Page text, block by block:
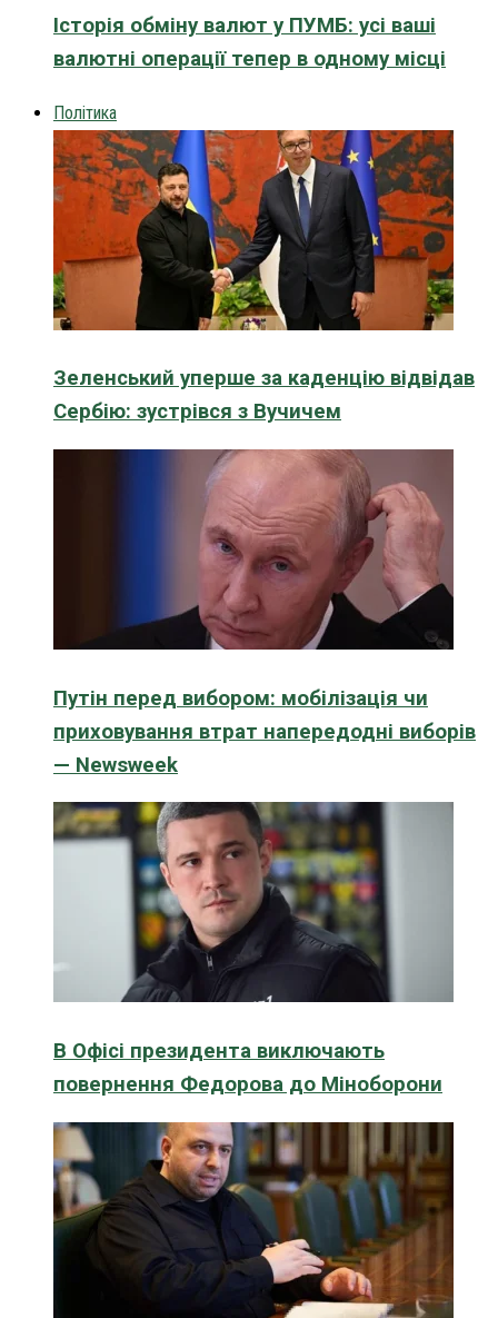
Історія обміну валют у ПУМБ: усі ваші
валютні операції тепер в одному місці
Політика
Зеленський уперше за каденцію відвідав
Сербію: зустрівся з Вучичем
Путін перед вибором: мобілізація чи
приховування втрат напередодні виборів
— Newsweek
В Офісі президента виключають
повернення Федорова до Міноборони